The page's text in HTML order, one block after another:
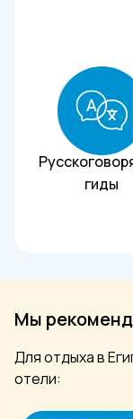
гиды
Мы
Для отдыха в
отели: